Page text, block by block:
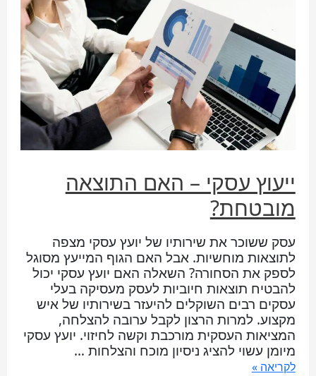
ייעוץ עסקי – האם התוצאה
מובטחת?
עסק ששוכר את שירותיו של יועץ עסקי מצפה
לתוצאות מוחשיות. אבל האם הגוף המייעץ מסוגל
לספק את הסחורה? השאלה האם יועץ עסקי יכול
להבטיח תוצאות חיוביות לעסק מעסיקה בעלי
עסקים רבים השוקלים להיעזר בשירותיו של איש
מקצוע. למרות הרצון לקבל ערובה להצלחה,
המציאות העסקית מורכבת וקשה לחיזוי. יועץ עסקי
מיומן עשוי להציג ניסיון מוכח והצלחות …
לקריאה »